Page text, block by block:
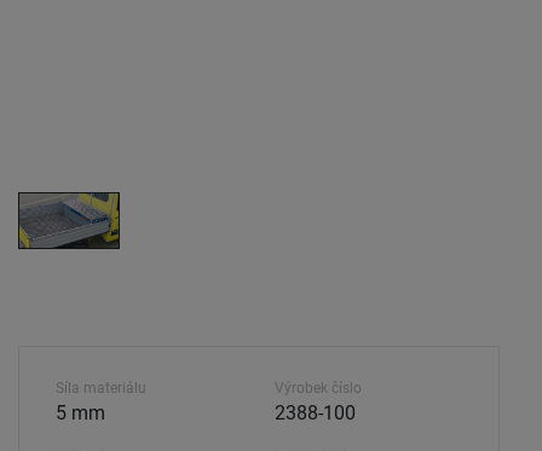
Síla materiálu
5 mm
Výrobek číslo
2388-100